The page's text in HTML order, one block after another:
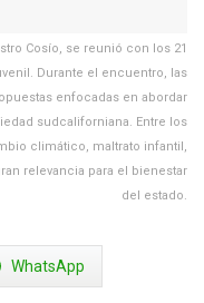
Cosío, se reunió con los 21
Durante el encuentro, las
enfocadas en abordar
sudcaliforniana. Entre los
climático, maltrato infantil,
relevancia para el bienestar
del estado.
WhatsApp